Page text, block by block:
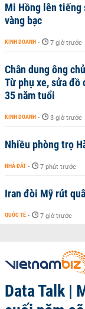
Mi Hồng lên tiếng
vàng bạc
KINH DOANH - 7 giờ trước
Chân dung ông
Từ phụ xe, sửa
35 năm tuổi
KINH DOANH - 3 giờ trước
Nhiều phòng trọ
NHÀ ĐẤT - 7 phút trước
Iran đòi Mỹ rút
QUỐC TẾ - 7 giờ trước
Data Talk |